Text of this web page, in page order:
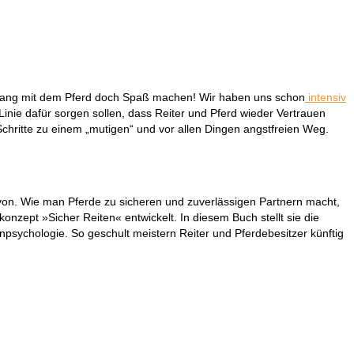
mit dem Pferd doch Spaß machen! Wir haben uns schon intensiv
dafür sorgen sollen, dass Reiter und Pferd wieder Vertrauen
zu einem „mutigen“ und vor allen Dingen angstfreien Weg.
Wie man Pferde zu sicheren und zuverlässigen Partnern macht,
»Sicher Reiten« entwickelt. In diesem Buch stellt sie die
So geschult meistern Reiter und Pferdebesitzer künftig